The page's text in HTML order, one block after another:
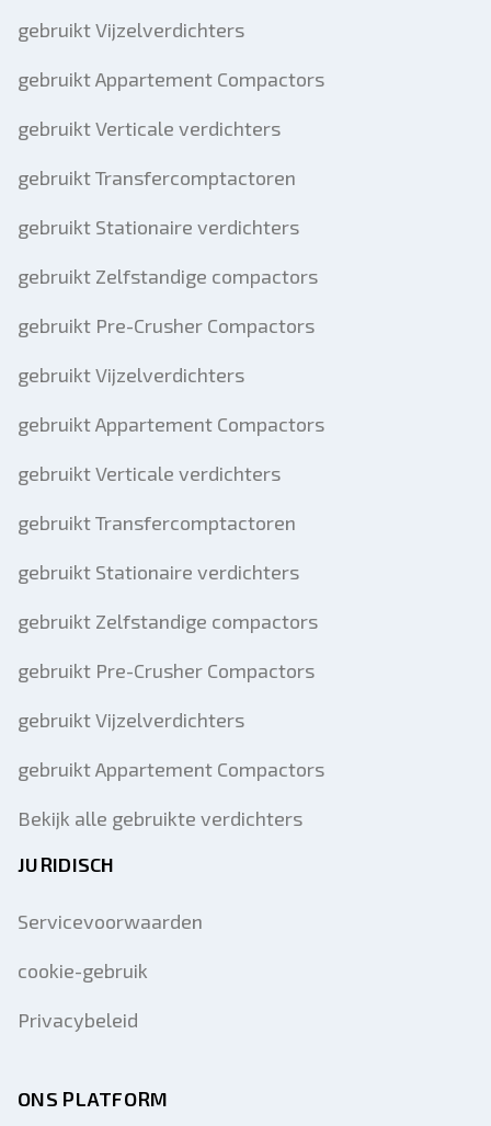
gebruikt Vijzelverdichters
gebruikt Appartement Compactors
gebruikt Verticale verdichters
gebruikt Transfercomptactoren
gebruikt Stationaire verdichters
gebruikt Zelfstandige compactors
gebruikt Pre-Crusher Compactors
gebruikt Vijzelverdichters
gebruikt Appartement Compactors
gebruikt Verticale verdichters
gebruikt Transfercomptactoren
gebruikt Stationaire verdichters
gebruikt Zelfstandige compactors
gebruikt Pre-Crusher Compactors
gebruikt Vijzelverdichters
gebruikt Appartement Compactors
Bekijk alle gebruikte verdichters
JURIDISCH
Servicevoorwaarden
cookie-gebruik
Privacybeleid
ONS PLATFORM